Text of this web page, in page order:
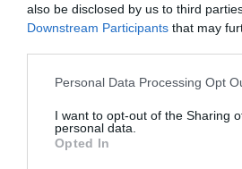
also be disclosed by us to third
Downstream Participants that may
Personal Data Processing Opt
I want to opt-out of the Sharing
personal data.
Opted In